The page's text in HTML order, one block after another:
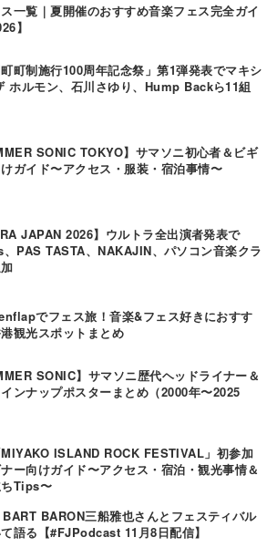
一覧｜夏開催のおすすめ音楽フェス完全ガイ
】
町町制施行100周年記念祭」第1弾発表でマキシ
ホルモン、石川さゆり、Hump Backら11組
SONIC TOKYO】サマソニ初心者＆ビギ
ガイド〜アクセス・服装・宿泊事情〜
JAPAN 2026】ウルトラ全出演者発表で
PAS TASTA、NAKAJIN、パソコン音楽クラ
でフェス旅！音楽&フェス好きにおすす
観光スポットまとめ
SONIC】サマソニ歴代ヘッドライナー＆
ンナップポスターまとめ（2000年〜2025
ISLAND ROCK FESTIVAL」初参加
ー向けガイド〜アクセス・宿泊・観光事情＆
Tips〜
BART BARON三船雅也さんとフェスティバル
語る【#FJPodcast 11月8日配信】